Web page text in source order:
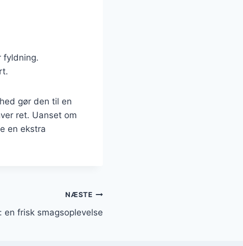
fyldning.
gør den til en
ret. Uanset om
en ekstra
NÆSTE
en frisk smagsoplevelse